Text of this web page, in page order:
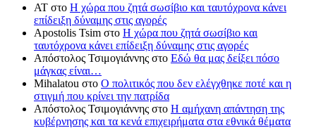
ΑΤ στο Η χώρα που ζητά σωσίβιο και ταυτόχρονα κάνει
επίδειξη δύναμης στις αγορές
Apostolis Tsim στο Η χώρα που ζητά σωσίβιο και
ταυτόχρονα κάνει επίδειξη δύναμης στις αγορές
Απόστολος Τσιμογιάννης στο Εδώ θα μας δείξει πόσο
μάγκας είναι…
Mihalatou στο Ο πολιτικός που δεν ελέγχθηκε ποτέ και η
στιγμή που κρίνει την πατρίδα
Απόστολος Τσιμογιάννης στο Η αμήχανη απάντηση της
κυβέρνησης και τα κενά επιχειρήματα στα εθνικά θέματα